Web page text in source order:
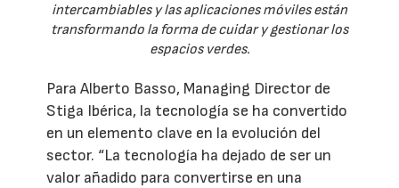
intercambiables y las aplicaciones móviles están
transformando la forma de cuidar y gestionar los
espacios verdes.
Para Alberto Basso, Managing Director de
Stiga Ibérica, la tecnología se ha convertido
en un elemento clave en la evolución del
sector. “La tecnología ha dejado de ser un
valor añadido para convertirse en una